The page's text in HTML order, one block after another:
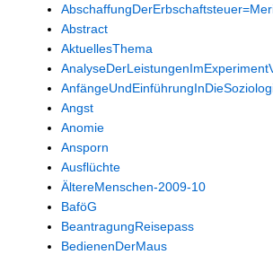
Abstract
AktuellesThema
Angst
Anomie
Ansporn
Ausflüchte
ÄltereMenschen-2009-10
BaföG
BeantragungReisepass
BedienenDerMaus